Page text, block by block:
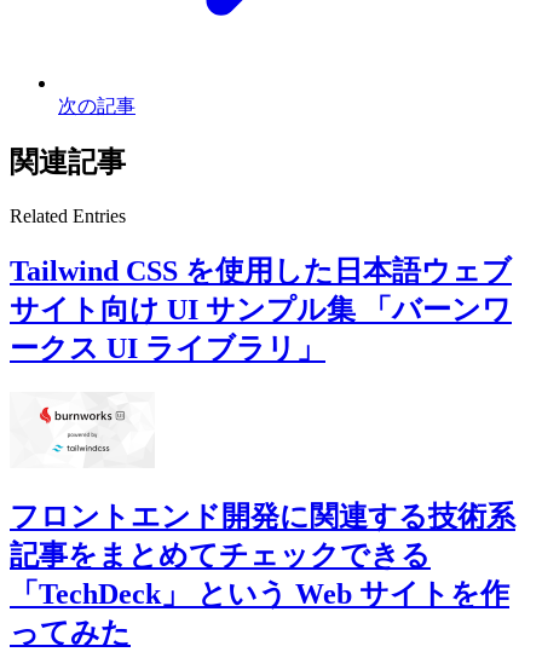
次の記事
関連記事
Related Entries
Tailwind CSS を使用した日本語ウェブ
サイト向け UI サンプル集 「バーンワ
ークス UI ライブラリ」
フロントエンド開発に関連する技術系
記事をまとめてチェックできる
「TechDeck」 という Web サイトを作
ってみた